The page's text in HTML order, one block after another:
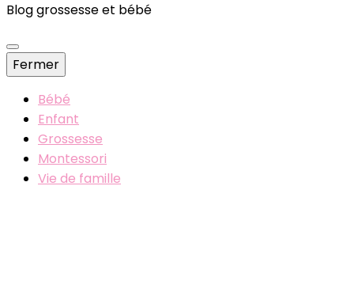
Blog grossesse et bébé
Fermer
Bébé
Enfant
Grossesse
Montessori
Vie de famille